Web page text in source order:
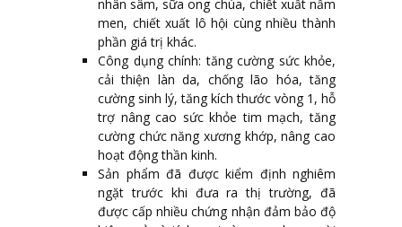
nhân sâm, sữa ong chúa, chiết xuất nấm
men, chiết xuất lô hội cùng nhiều thành
phần giá trị khác.
Công dụng chính: tăng cường sức khỏe,
cải thiện làn da, chống lão hóa, tăng
cường sinh lý, tăng kích thước vòng 1, hỗ
trợ nâng cao sức khỏe tim mạch, tăng
cường chức năng xương khớp, nâng cao
hoạt động thần kinh.
Sản phẩm đã được kiểm định nghiêm
ngặt trước khi đưa ra thị trường, đã
được cấp nhiều chứng nhận đảm bảo độ